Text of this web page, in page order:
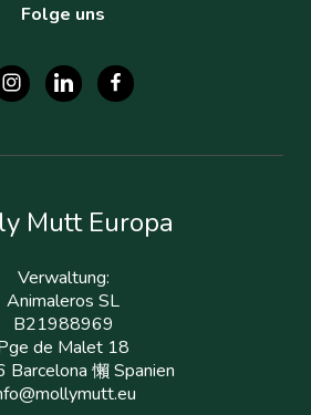
Folge uns
Mutt Europa
Verwaltung:
Animaleros SL
B21988969
de Malet 18
懶 Spanien